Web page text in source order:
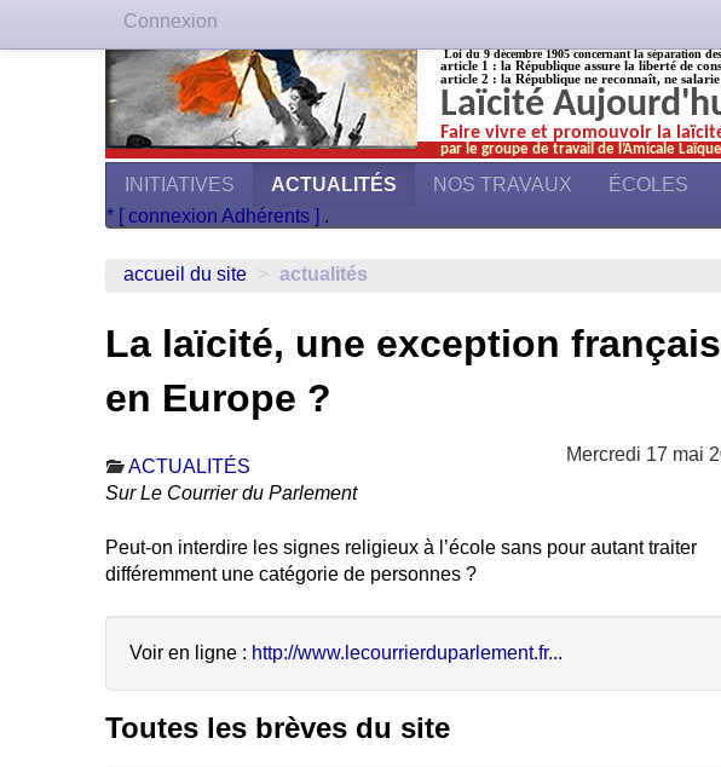
Loi du 9 décembre 1905 concernant la séparation
article 1 : la République assure la liberté de
article 2 : la République ne reconnaît, ne
Laïcité
Faire vivre et promouvoir la
par le groupe de travail de l’Amicale
INITIATIVES ACTUALITÉS NOS TRAVAUX ÉCOLES
* [ connexion Adhérents ] .
accueil du site > actualités
La laïcité, une exception
en Europe ?
Mercredi 17 mai
ACTUALITÉS
Sur Le Courrier du Parlement
Peut-on interdire les signes religieux à l’école sans pour autant traiter
différemment une catégorie de personnes ?
Voir en ligne : http://www.lecourrierduparlement.fr...
Toutes les brèves du site
Connexion